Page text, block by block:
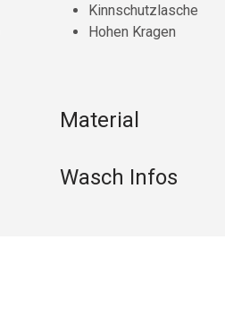
Kinnschutzlasche
Hohen Kragen
Material
Wasch Infos